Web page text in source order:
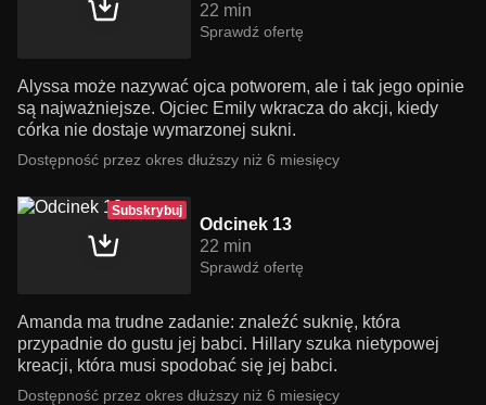
22 min
Sprawdź ofertę
Alyssa może nazywać ojca potworem, ale i tak jego opinie
są najważniejsze. Ojciec Emily wkracza do akcji, kiedy
córka nie dostaje wymarzonej sukni.
Dostępność przez okres dłuższy niż 6 miesięcy
Subskrybuj
Odcinek 13
22 min
Sprawdź ofertę
Amanda ma trudne zadanie: znaleźć suknię, która
przypadnie do gustu jej babci. Hillary szuka nietypowej
kreacji, która musi spodobać się jej babci.
Dostępność przez okres dłuższy niż 6 miesięcy